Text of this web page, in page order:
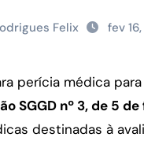
Felix fev
perícia médica
SGGD nº 3, de 5
destinadas à